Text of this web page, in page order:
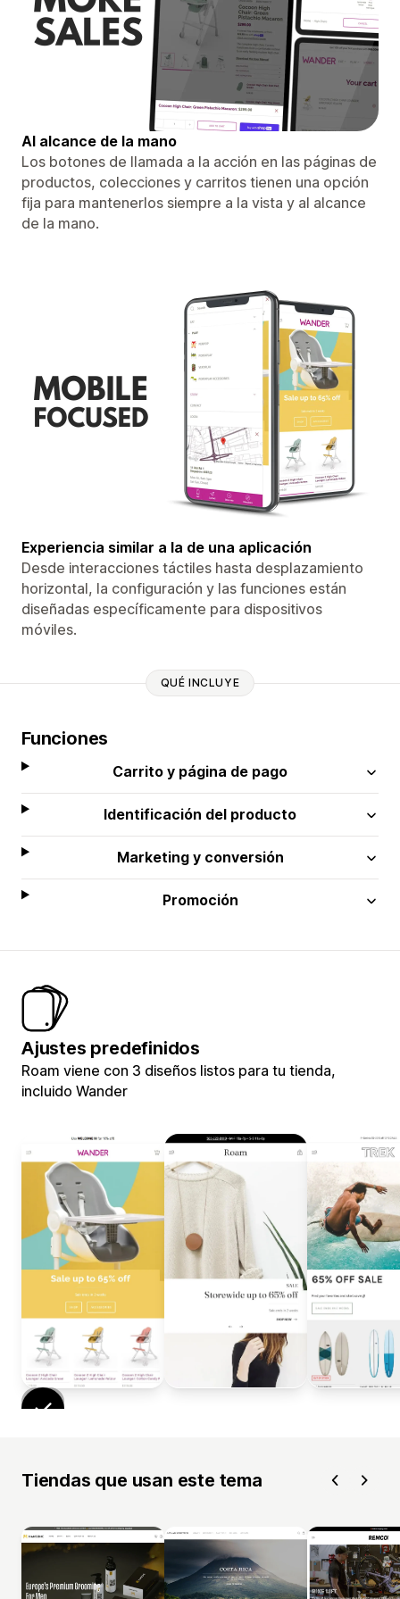
Al alcance de la mano
Los botones de llamada a la acción en las páginas de
productos, colecciones y carritos tienen una opción
fija para mantenerlos siempre a la vista y al alcance
de la mano.
Experiencia similar a la de una aplicación
Desde interacciones táctiles hasta desplazamiento
horizontal, la configuración y las funciones están
diseñadas específicamente para dispositivos
móviles.
QUÉ INCLUYE
Funciones
Carrito y página de pago
Identificación del producto
Marketing y conversión
Promoción
Ajustes predefinidos
Roam viene con 3 diseños listos para tu tienda,
incluido Wander
Tiendas que usan este tema